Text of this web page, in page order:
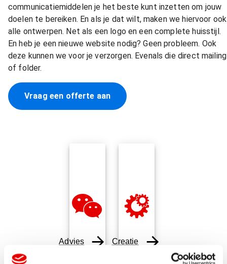
communicatiemiddelen je het beste kunt inzetten om jouw
doelen te bereiken. En als je dat wilt, maken we hiervoor ook
alle ontwerpen. Net als een logo en een complete huisstijl.
En heb je een nieuwe website nodig? Geen probleem. Ook
deze kunnen we voor je verzorgen. Evenals die direct mailing
of folder.
Vraag een offerte aan
Advies Creatie